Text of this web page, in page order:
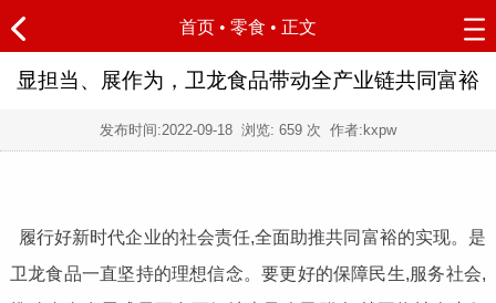
首页 • 零食 • 正文
显担当、展作为，卫龙食品带动全产业链共同富裕
发布时间:2022-09-18 浏览: 659 次 作者:kxpw
履行好新时代企业的社会责任,全面助推共同富裕的实现。是
卫龙食品一直坚持的理想信念。要更好的保障民生,服务社会,